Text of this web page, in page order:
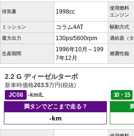
排気量 1998cc
使用燃料
エンジン
ミッション コラム4AT 駆動方式
最大出力 130ps/5600rpm 過給器（タ
生産期間
1996年10月～199
7年12月
燃費性能
2.2 G ディーゼルターボ
新車時価格203.5万円(税抜)
JC08
-km/L 10・15
満タンでどこまで走る？
-km